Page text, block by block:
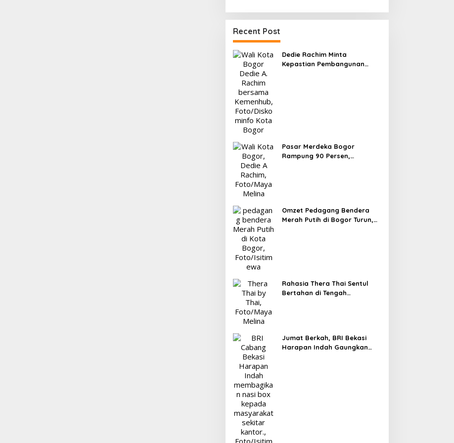
Recent Post
Dedie Rachim Minta
Kepastian Pembangunan
Pasar Merdeka Bogor
Rampung 90 Persen,
Omzet Pedagang Bendera
Merah Putih di Bogor Turun,
Rahasia Thera Thai Sentul
Bertahan di Tengah
Jumat Berkah, BRI Bekasi
Harapan Indah Gaungkan